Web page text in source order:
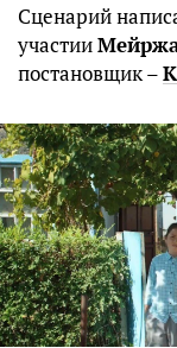
Сценарий
участии
постановщик –